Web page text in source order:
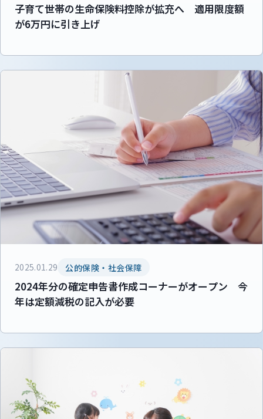
子育て世帯の生命保険料控除が拡充へ 適用限度額
が6万円に引き上げ
2025.01.29 公的保険・社会保障
2024年分の確定申告書作成コーナーがオープン 今
年は定額減税の記入が必要